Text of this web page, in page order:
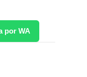
por WA